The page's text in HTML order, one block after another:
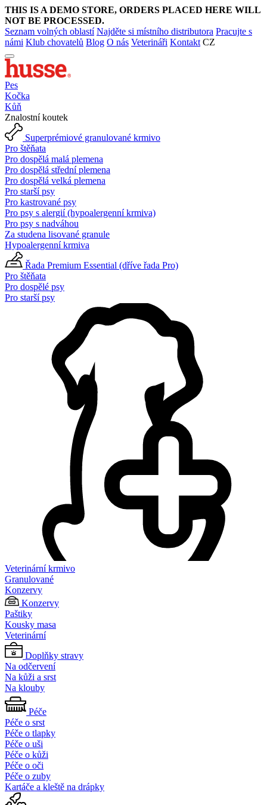
THIS IS A DEMO STORE, ORDERS PLACED HERE WILL
NOT BE PROCESSED.
Seznam volných oblastí Najděte si místního distributora Pracujte s
námi Klub chovatelů Blog O nás Veterináři Kontakt CZ
Pes
Kočka
Kůň
Znalostní koutek
Superprémiové granulované krmivo
Pro štěňata
Pro dospělá malá plemena
Pro dospělá střední plemena
Pro dospělá velká plemena
Pro starší psy
Pro kastrované psy
Pro psy s alergií (hypoalergenní krmiva)
Pro psy s nadváhou
Za studena lisované granule
Hypoalergenní krmiva
Řada Premium Essential (dříve řada Pro)
Pro štěňata
Pro dospělé psy
Pro starší psy
Veterinární krmivo
Granulované
Konzervy
Konzervy
Paštiky
Kousky masa
Veterinární
Doplňky stravy
Na odčervení
Na kůži a srst
Na klouby
Péče
Péče o srst
Péče o tlapky
Péče o uši
Péče o kůži
Péče o oči
Péče o zuby
Kartáče a kleště na drápky